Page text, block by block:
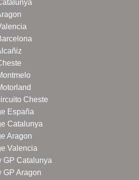
Cheste
España
Catalunya
Aragon
Valencia
GP Catalunya
GP Aragon